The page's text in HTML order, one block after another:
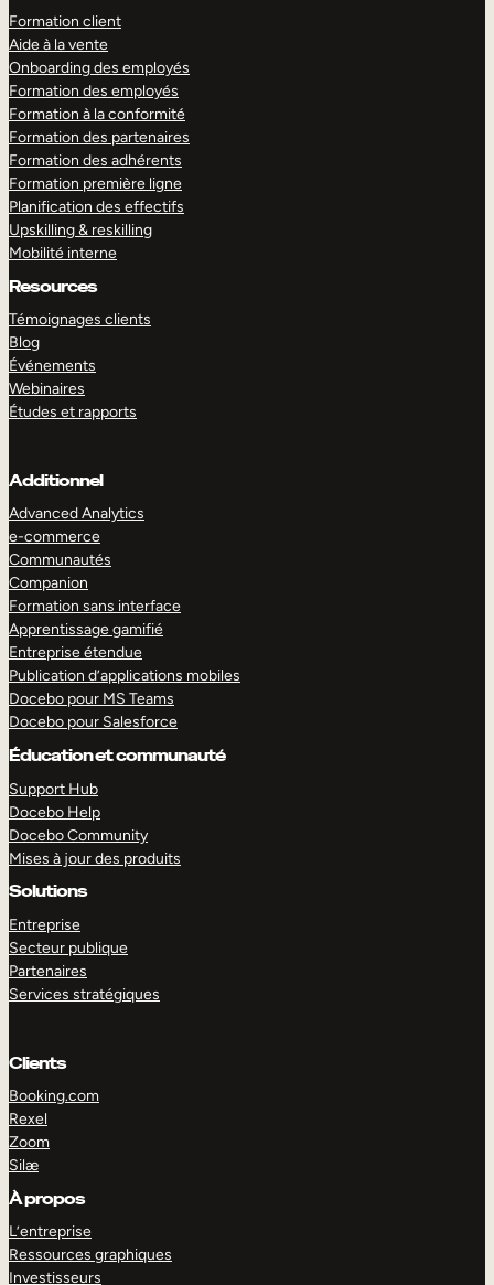
Formation client
Aide à la vente
Onboarding des employés
Formation des employés
Formation à la conformité
Formation des partenaires
Formation des adhérents
Formation première ligne
Planification des effectifs
Upskilling & reskilling
Mobilité interne
Resources
Témoignages clients
Blog
Événements
Webinaires
Études et rapports
Additionnel
Advanced Analytics
e-commerce
Communautés
Companion
Formation sans interface
Apprentissage gamifié
Entreprise étendue
Publication d’applications mobiles
Docebo pour MS Teams
Docebo pour Salesforce
Éducation et communauté
Support Hub
Docebo Help
Docebo Community
Mises à jour des produits
Solutions
Entreprise
Secteur publique
Partenaires
Services stratégiques
Clients
Booking.com
Rexel
Zoom
Silæ
À propos
L’entreprise
Ressources graphiques
Investisseurs